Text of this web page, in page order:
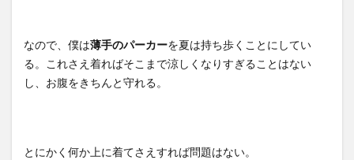
なので、僕は薄手のパーカーを夏は持ち歩くことにしてい
る。これさえ着ればそこまで涼しくなりすぎることはない
し、お腹をきちんと守れる。
とにかく何か上に着てさえすれば問題はない。